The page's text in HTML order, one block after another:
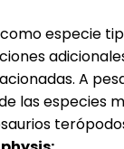
especie
A
las especies